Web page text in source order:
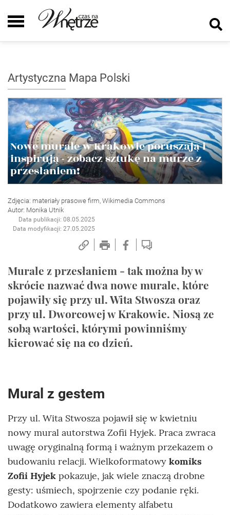
Artystyczna Mapa Polski
Nowe murale w Krakowie poruszają i
inspirują - zobacz sztukę na murze z
przesłaniem!
Zdjęcia: materiały prasowe firm, Wikimedia Commons
Autor: Monika Utnik
Data publikacji: 08.05.2025
Data modyfikacji: 27.05.2025
Murale z przesłaniem - tak można by w
skrócie nazwać dwa nowe murale, które
pojawiły się przy ul. Wita Stwosza oraz
przy ul. Dworcowej w Krakowie. Niosą ze
sobą wartości, którymi powinniśmy
kierować się na co dzień.
Mural z gestem
Przy ul. Wita Stwosza pojawił się w kwietniu
nowy mural autorstwa Zofii Hyjek. Praca zwraca
uwagę oryginalną formą i ważnym przekazem o
budowaniu relacji. Wielkoformatowy komiks
Zofii Hyjek pokazuje, jak wiele znaczą drobne
gesty: uśmiech, spojrzenie czy podanie ręki.
Dodatkowo zawiera elementy alfabetu